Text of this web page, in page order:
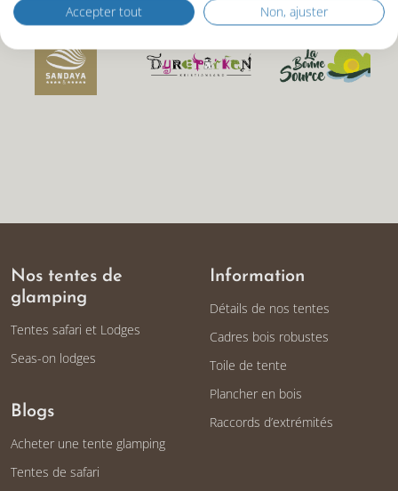
Nos tentes de
glamping
Tentes safari et Lodges
Seas-on lodges
Blogs
Acheter une tente glamping
Tentes de safari
Information
Détails de nos tentes
Cadres bois robustes
Toile de tente
Plancher en bois
Raccords d’extrémités
Accepter tout Non, ajuster